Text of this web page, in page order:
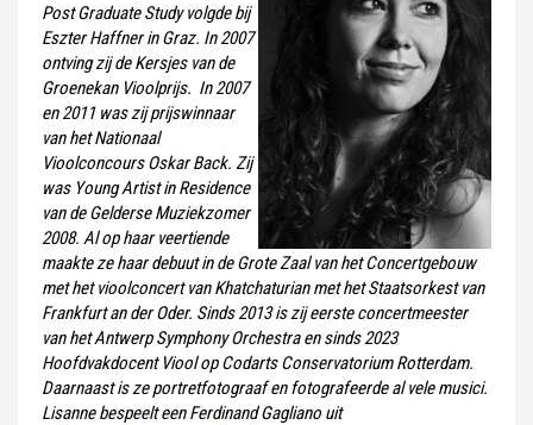
Post Graduate Study volgde bij
Eszter Haffner in Graz. In 2007
ontving zij de Kersjes van de
Groenekan Vioolprijs. In 2007
en 2011 was zij prijswinnaar
van het Nationaal
Vioolconcours Oskar Back. Zij
was Young Artist in Residence
van de Gelderse Muziekzomer
2008. Al op haar veertiende
maakte ze haar debuut in de Grote Zaal van het Concertgebouw
met het vioolconcert van Khatchaturian met het Staatsorkest van
Frankfurt an der Oder. Sinds 2013 is zij eerste concertmeester
van het Antwerp Symphony Orchestra en sinds 2023
Hoofdvakdocent Viool op Codarts Conservatorium Rotterdam.
Daarnaast is ze portretfotograaf en fotografeerde al vele musici.
Lisanne bespeelt een Ferdinand Gagliano uit